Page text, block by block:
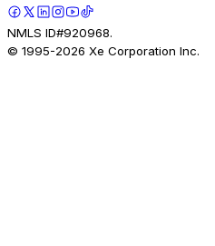
NMLS ID#920968.
© 1995-2026 Xe Corporation Inc.